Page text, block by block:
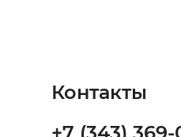
Контакты